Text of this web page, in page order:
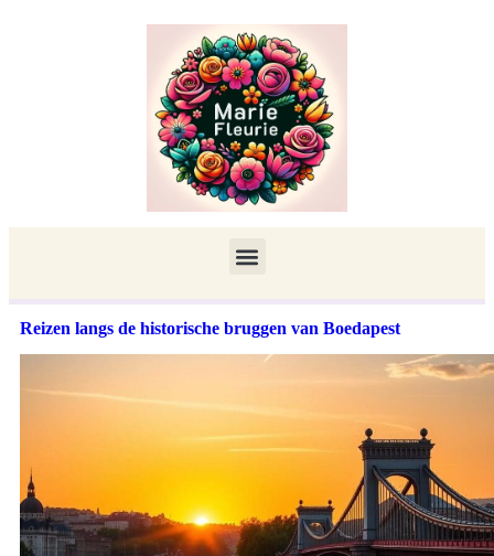
Reizen langs de historische bruggen van Boedapest